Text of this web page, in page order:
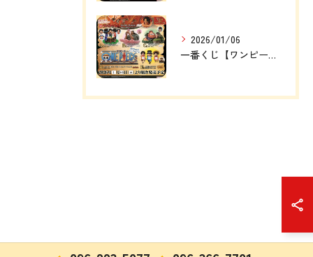
2026/01/06
一番くじ【ワンピース ドラマティックメモリーズ】